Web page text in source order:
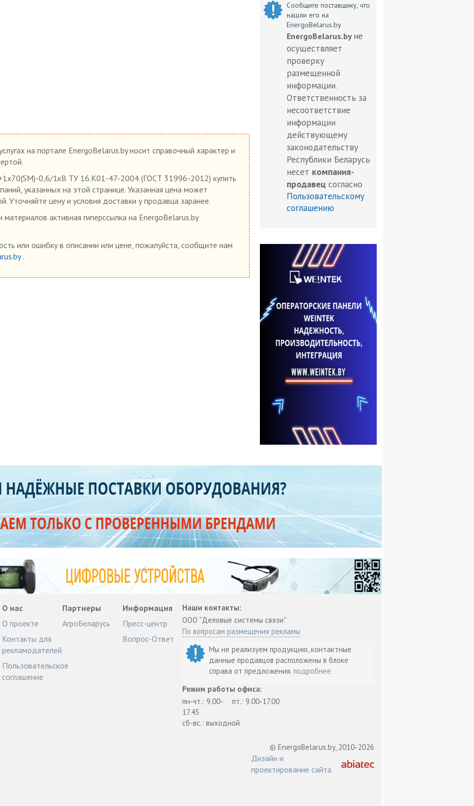
Сообщите поставщику, что
нашли его на
EnergoBelarus.by
EnergoBelarus.by не
осуществляет
проверку
размещенной
информации.
Ответственность за
несоответствие
информации
действующему
законодательству
Республики Беларусь
несет компания-
продавец согласно
Пользовательскому
соглашению
на портале EnergoBelarus.by носит справочный характер и
0,6/1кВ ТУ 16.К01-47-2004 (ГОСТ 31996-2012) купить
указанных на этой странице. Указанная цена может
Уточняйте цену и условия доставки у продавца заранее.
активная гиперссылка на EnergoBelarus.by
или ошибку в описании или цене, пожалуйста, сообщите нам
.
О нас
О проекте
Контакты для
рекламодателей
Пользовательское
соглашение
Партнеры
АгроБеларусь
Информация
Пресс-центр
Вопрос-Ответ
Наши контакты:
ООО "Деловые системы связи"
По вопросам размещения рекламы
Мы не реализуем продукцию, контактные
данные продавцов расположены в блоке
справа от предложения.подробнее
Режим работы офиса:
пн-чт.: 9.00-
17.45
пт.: 9.00-17.00
сб-вс.: выходной
© EnergoBelarus.by, 2010-2026
Дизайн и
проектирование сайта